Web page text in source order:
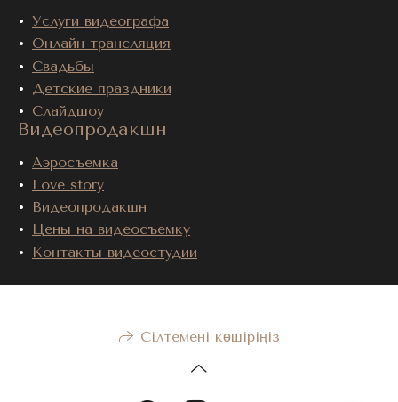
Услуги видеографа
Онлайн-трансляция
Свадьбы
Детские праздники
Слайдшоу
Видеопродакшн
Аэросъемка
Love story
Видеопродакшн
Цены на видеосъемку
Контакты видеостудии
Сілтемені көшіріңіз